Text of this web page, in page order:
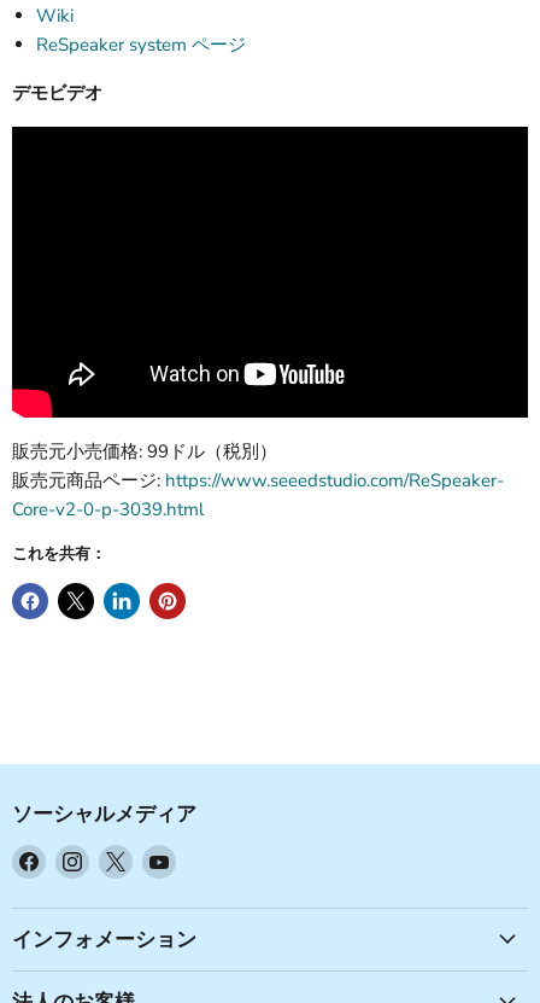
Wiki
ReSpeaker system ページ
デモビデオ
販売元小売価格: 99ドル（税別）
販売元商品ページ: https://www.seeedstudio.com/ReSpeaker-
Core-v2-0-p-3039.html
これを共有：
ソーシャルメディア
Facebook
見
つ
Instagram
見
つ
て
X
見
つ
て
YouTube
見
つ
インフォメーション